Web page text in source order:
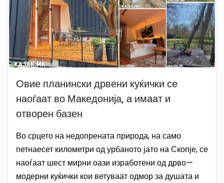
Овие планински дрвени куќички се
наоѓаат во Македонија, а имаат и
отворен базен
Во срцето на недопрената природа, на само
петнаесет километри од урбаното јато на Скопје, се
наоѓаат шест мирни оази изработени од дрво—
модерни куќички кои ветуваат одмор за душата и